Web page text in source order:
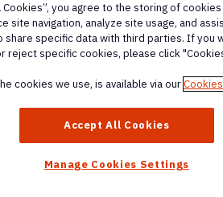
Cookies”, you agree to the storing of
site navigation, analyze site usage, and
share specific data with third parties. If you
reject specific cookies, please click
cookies we use, is available via our
Accept All Cookies
Manage Cookies Settings